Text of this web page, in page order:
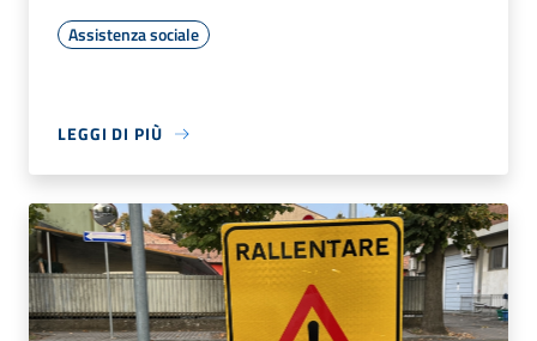
Assistenza sociale
LEGGI DI PIÙ